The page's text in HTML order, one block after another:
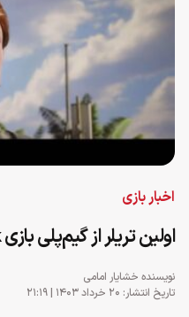
اخبار بازی
اولین تریلر از گیم‌پلی بازی Perfect Dark منتشر شد
نویسنده خشایار امامی
تاریخ انتشار: ۲۰ خرداد ۱۴۰۳ | ۲۱:۱۹